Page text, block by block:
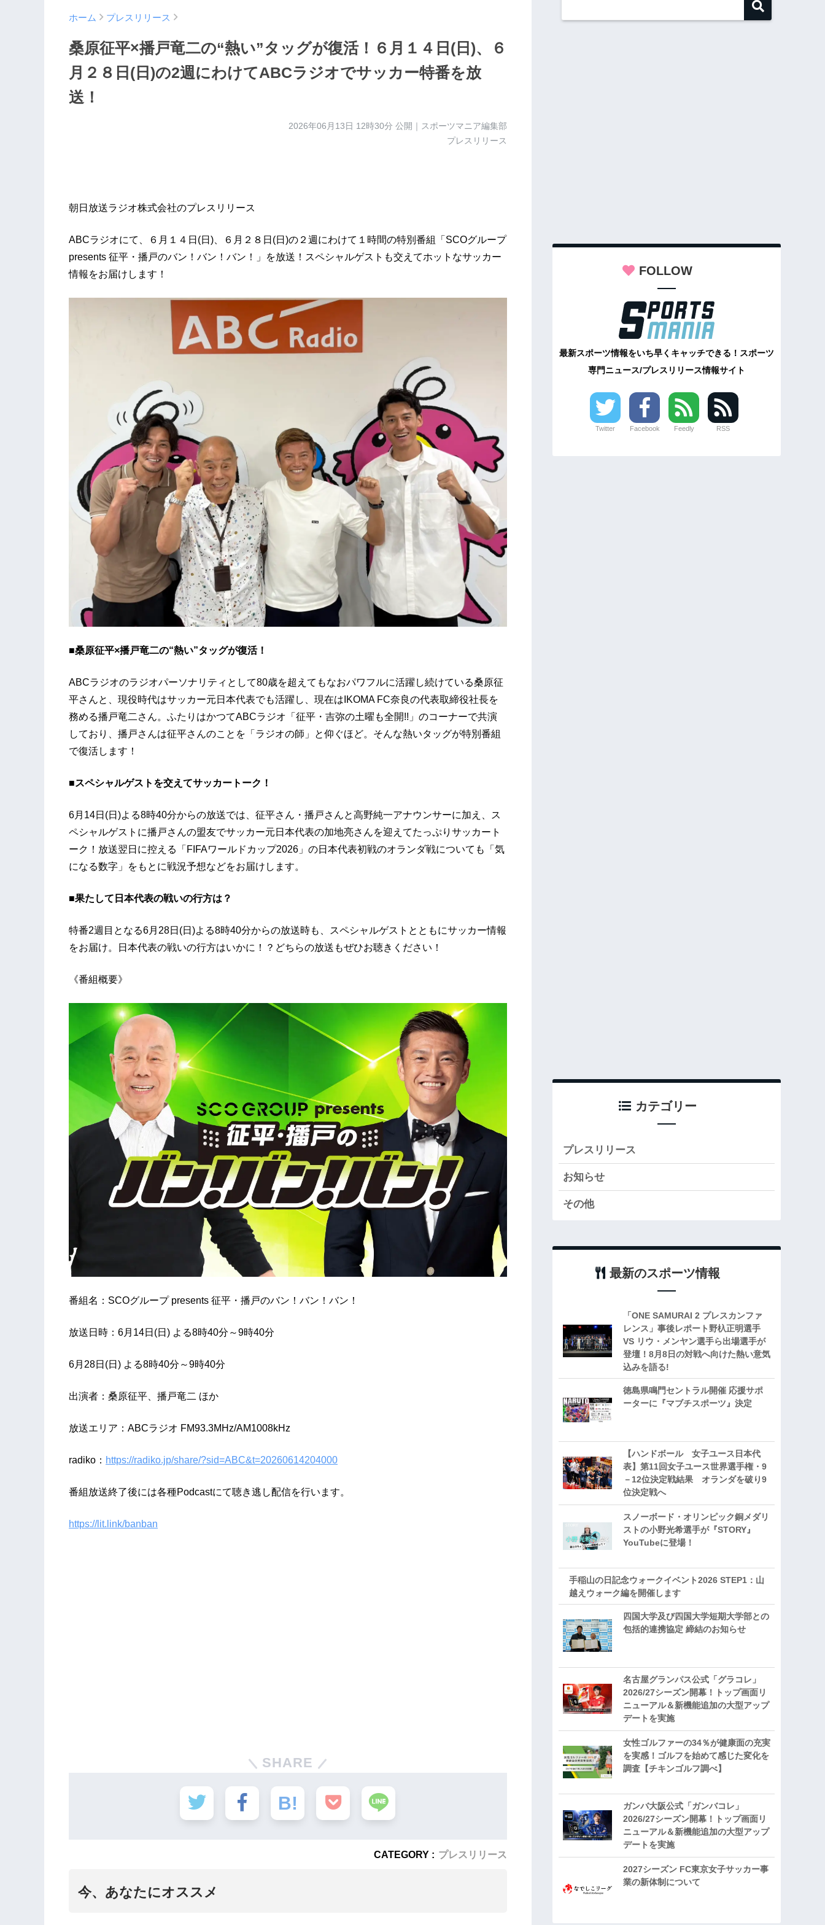
ホーム プレスリリース
桑原征平×播戸竜二の“熱い”タッグが復活！６月１４日(日)、６
月２８日(日)の2週にわけてABCラジオでサッカー特番を放
送！
2026年06月13日 12時30分 公開｜スポーツマニア編集部
プレスリリース
朝日放送ラジオ株式会社のプレスリリース
ABCラジオにて、６月１４日(日)、６月２８日(日)の２週にわけて１時間の特別番組「SCOグループ
presents 征平・播戸のバン！バン！バン！」を放送！スペシャルゲストも交えてホットなサッカー
情報をお届けします！
■桑原征平×播戸竜二の“熱い”タッグが復活！
ABCラジオのラジオパーソナリティとして80歳を超えてもなおパワフルに活躍し続けている桑原征
平さんと、現役時代はサッカー元日本代表でも活躍し、現在はIKOMA FC奈良の代表取締役社長を
務める播戸竜二さん。ふたりはかつてABCラジオ「征平・吉弥の土曜も全開!!」のコーナーで共演
しており、播戸さんは征平さんのことを「ラジオの師」と仰ぐほど。そんな熱いタッグが特別番組
で復活します！
■スペシャルゲストを交えてサッカートーク！
6月14日(日)よる8時40分からの放送では、征平さん・播戸さんと高野純一アナウンサーに加え、ス
ペシャルゲストに播戸さんの盟友でサッカー元日本代表の加地亮さんを迎えてたっぷりサッカート
ーク！放送翌日に控える「FIFAワールドカップ2026」の日本代表初戦のオランダ戦についても「気
になる数字」をもとに戦況予想などをお届けします。
■果たして日本代表の戦いの行方は？
特番2週目となる6月28日(日)よる8時40分からの放送時も、スペシャルゲストとともにサッカー情報
をお届け。日本代表の戦いの行方はいかに！？どちらの放送もぜひお聴きください！
《番組概要》
番組名：SCOグループ presents 征平・播戸のバン！バン！バン！
放送日時：6月14日(日) よる8時40分～9時40分
6月28日(日) よる8時40分～9時40分
出演者：桑原征平、播戸竜二 ほか
放送エリア：ABCラジオ FM93.3MHz/AM1008kHz
radiko： https://radiko.jp/share/?sid=ABC&t=20260614204000
番組放送終了後には各種Podcastにて聴き逃し配信を行います。
https://lit.link/banban
SHARE
CATEGORY : プレスリリース
今、あなたにオススメ
FOLLOW
最新スポーツ情報をいち早くキャッチできる！スポーツ
専門ニュース/プレスリリース情報サイト
Twitter Facebook Feedly RSS
カテゴリー
プレスリリース
お知らせ
その他
最新のスポーツ情報
「ONE SAMURAI 2 プレスカンファ
レンス」事後レポート野杁正明選手
VS リウ・メンヤン選手ら出場選手が
登壇！8月8日の対戦へ向けた熱い意気
込みを語る!
徳島県鳴門セントラル開催 応援サポ
ーターに『マブチスポーツ』決定
【ハンドボール 女子ユース日本代
表】第11回女子ユース世界選手権・9
－12位決定戦結果 オランダを破り9
位決定戦へ
スノーボード・オリンピック銅メダリ
ストの小野光希選手が『STORY』
YouTubeに登場！
手稲山の日記念ウォークイベント2026 STEP1：山
越えウォーク編を開催します
四国大学及び四国大学短期大学部との
包括的連携協定 締結のお知らせ
名古屋グランパス公式「グラコレ」
2026/27シーズン開幕！トップ画面リ
ニューアル＆新機能追加の大型アップ
デートを実施
女性ゴルファーの34％が健康面の充実
を実感！ゴルフを始めて感じた変化を
調査【チキンゴルフ調べ】
ガンバ大阪公式「ガンバコレ」
2026/27シーズン開幕！トップ画面リ
ニューアル＆新機能追加の大型アップ
デートを実施
2027シーズン FC東京女子サッカー事
業の新体制について